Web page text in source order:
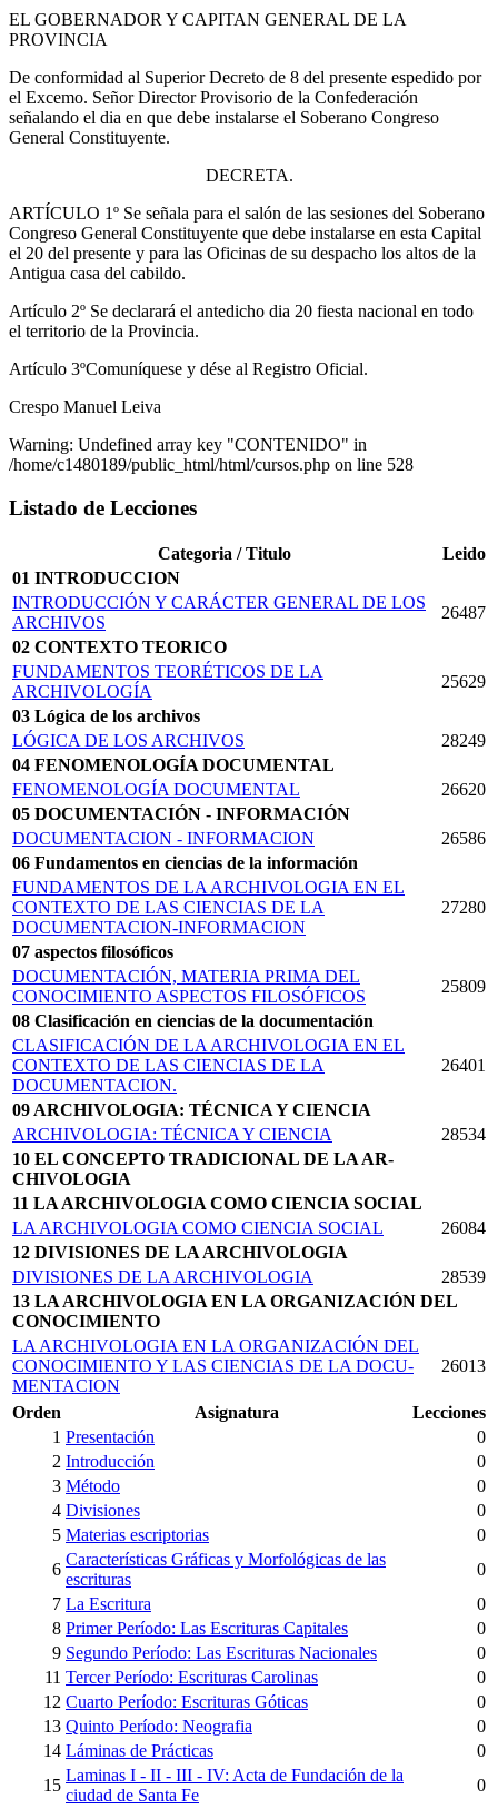
EL GOBERNADOR Y CAPITAN GENERAL DE LA
PROVINCIA
De conformidad al Superior Decreto de 8 del presente espedido por
el Excemo. Señor Director Provisorio de la Confederación
señalando el dia en que debe instalarse el Soberano Congreso
General Constituyente.
DECRETA.
ARTÍCULO 1º Se señala para el salón de las sesiones del Soberano
Congreso General Constituyente que debe instalarse en esta Capital
el 20 del presente y para las Oficinas de su despacho los altos de la
Antigua casa del cabildo.
Artículo 2º Se declarará el antedicho dia 20 fiesta nacional en todo
el territorio de la Provincia.
Artículo 3ºComuníquese y dése al Registro Oficial.
Crespo Manuel Leiva
Warning: Undefined array key "CONTENIDO" in
/home/c1480189/public_html/html/cursos.php on line 528
Listado de Lecciones
Categoria / Titulo
Leido
01 INTRODUCCION
INTRODUCCIÓN Y CARÁCTER GENERAL DE LOS
ARCHIVOS
26487
02 CONTEXTO TEORICO
FUNDAMENTOS TEORÉTICOS DE LA
ARCHIVOLOGÍA
25629
03 Lógica de los archivos
LÓGICA DE LOS ARCHIVOS
28249
04 FENOMENOLOGÍA DOCUMENTAL
FENOMENOLOGÍA DOCUMENTAL
26620
05 DOCUMENTACIÓN - INFORMACIÓN
DOCUMENTACION - INFORMACION
26586
06 Fundamentos en ciencias de la información
FUNDAMENTOS DE LA ARCHIVOLOGIA EN EL
CONTEXTO DE LAS CIENCIAS DE LA
DOCUMENTACION-INFORMACION
27280
07 aspectos filosóficos
DOCUMENTACIÓN, MATERIA PRIMA DEL
CONOCIMIENTO ASPECTOS FILOSÓFICOS
25809
08 Clasificación en ciencias de la documentación
CLASIFICACIÓN DE LA ARCHIVOLOGIA EN EL
CONTEXTO DE LAS CIENCIAS DE LA
DOCUMENTACION.
26401
09 ARCHIVOLOGIA: TÉCNICA Y CIENCIA
ARCHIVOLOGIA: TÉCNICA Y CIENCIA
28534
10 EL CONCEPTO TRADICIONAL DE LA AR­
CHIVOLOGIA
11 LA ARCHIVOLOGIA COMO CIENCIA SOCIAL
LA ARCHIVOLOGIA COMO CIENCIA SOCIAL
26084
12 DIVISIONES DE LA ARCHIVOLOGIA
DIVISIONES DE LA ARCHIVOLOGIA
28539
13 LA ARCHIVOLOGIA EN LA ORGANIZACIÓN DEL
CONOCIMIENTO
LA ARCHIVOLOGIA EN LA ORGANIZACIÓN DEL
CONOCIMIENTO Y LAS CIENCIAS DE LA DOCU­
MENTACION
26013
Orden Asignatura
Lecciones
1 Presentación
0
2 Introducción
0
3 Método
0
4 Divisiones
0
5 Materias escriptorias
0
6
Características Gráficas y Morfológicas de las
escrituras
0
7 La Escritura
0
8 Primer Período: Las Escrituras Capitales
0
9 Segundo Período: Las Escrituras Nacionales
0
11 Tercer Período: Escrituras Carolinas
0
12 Cuarto Período: Escrituras Góticas
0
13 Quinto Período: Neografia
0
14 Láminas de Prácticas
0
15
Laminas I - II - III - IV: Acta de Fundación de la
ciudad de Santa Fe
0